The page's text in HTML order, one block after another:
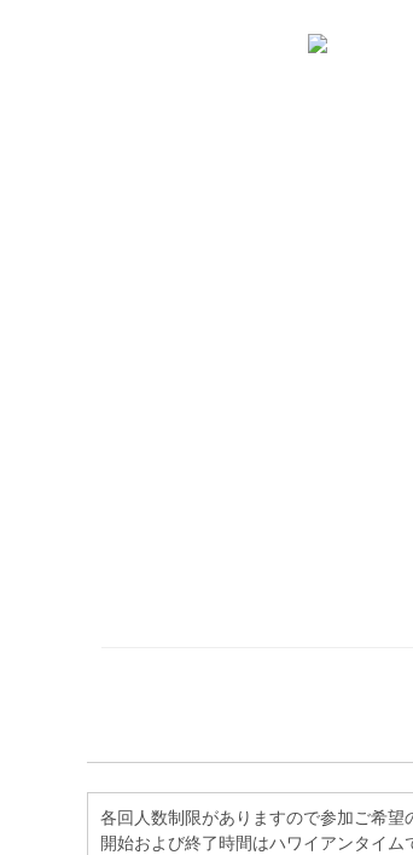
各回人数制限がありますので参加ご希望
開始および終了時間はハワイアンタイム